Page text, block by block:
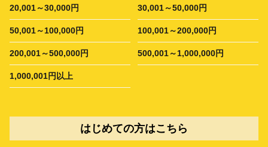
20,001～30,000円 30,001～50,000円
50,001～100,000円 100,001～200,000円
200,001～500,000円 500,001～1,000,000円
1,000,001円以上
はじめての方はこちら